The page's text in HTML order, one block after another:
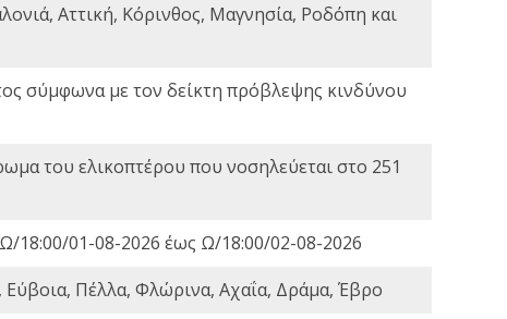
Αττική, Κόρινθος, Μαγνησία, Ροδόπη και
σύμφωνα με τον δείκτη πρόβλεψης κινδύνου
του ελικοπτέρου που νοσηλεύεται στο 251
18:00/01-08-2026 έως Ω/18:00/02-08-2026
Εύβοια, Πέλλα, Φλώρινα, Αχαΐα, Δράμα, Έβρο